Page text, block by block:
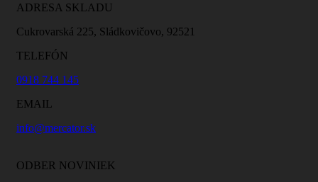
ADRESA SKLADU
Cukrovarská 225, Sládkovičovo, 92521
TELEFÓN
0918 744 145
EMAIL
info@mercator.sk
ODBER NOVINIEK